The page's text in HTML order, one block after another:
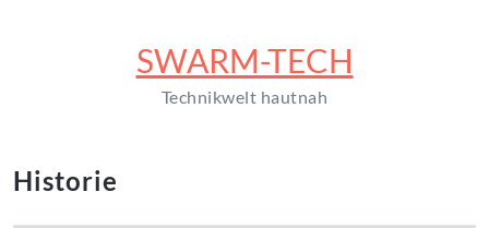
SWARM-TECH
Technikwelt hautnah
Historie